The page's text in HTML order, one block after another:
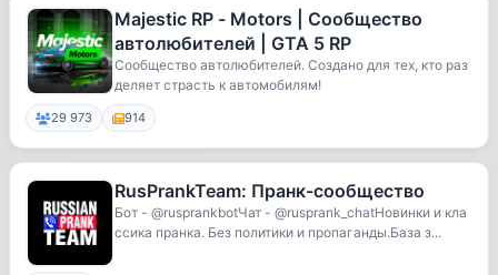
Majestic RP - Motors | Сообщество
автолюбителей | GTA 5 RP
Cообщество автолюбителей. Создано для тех, кто раз
деляет страсть к автомобилям!
29 973 914
RusPrankTeam: Пранк-сообщество
Бот - @rusprankbotЧат - @rusprank_chatНовинки и кла
ссика пранка. Без политики и пропаганды.База з...